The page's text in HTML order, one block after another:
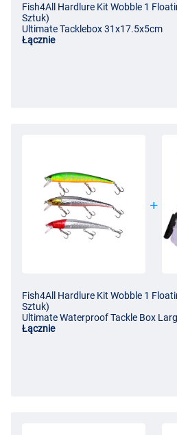
Fish4All Hardlure Kit Wobble 1
Sztuk)
Ultimate Tacklebox 31x17.5x5cm
Łącznie
Fish4All Hardlure Kit Wobble 1
Sztuk)
Ultimate Waterproof Tackle Box
Łącznie